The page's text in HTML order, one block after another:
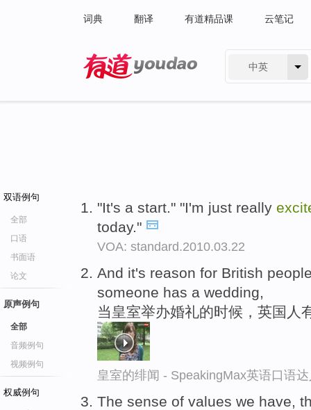
词典 翻译 有道精品课 云笔记
中英
双语例句
全部
口语
书面语
论文
原声例句
全部
音频例句
视频例句
权威例句
"It's a start." "I'm just really
today."
VOA: standard.2010.03.22
And it's reason for British
someone has a wedding,
当皇室举办婚礼的时候，英国人
皇室的绯闻 - SpeakingMax英语口语
The sense of values we have,